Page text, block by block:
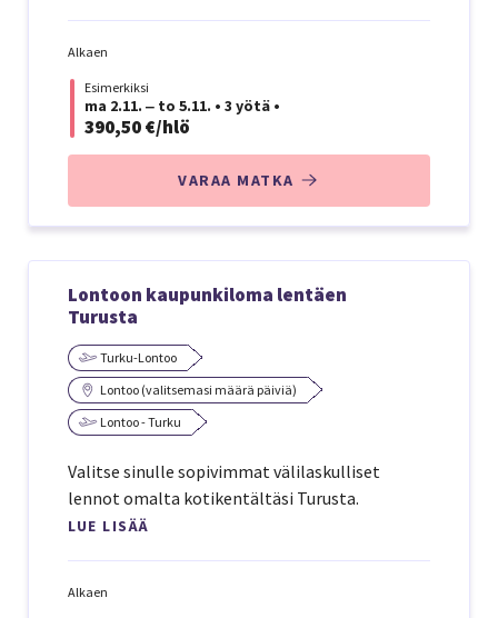
Alkaen
Esimerkiksi
ma 2.11. ‒ to 5.11. • 3 yötä •
390,50 €/hlö
VARAA MATKA
Lontoon kaupunkiloma lentäen
Turusta
Turku-Lontoo
Lontoo (valitsemasi määrä päiviä)
Lontoo - Turku
Valitse sinulle sopivimmat välilaskulliset
lennot omalta kotikentältäsi Turusta.
LUE LISÄÄ
Alkaen